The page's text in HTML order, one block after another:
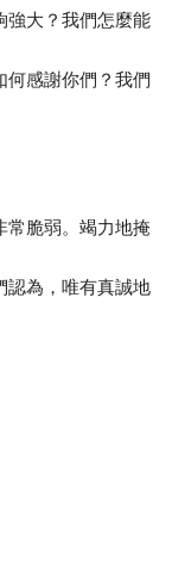
強大？我們怎麼能
何感謝你們？我們
常脆弱。竭力地掩
認為，唯有真誠地